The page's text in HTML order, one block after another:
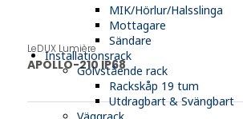
MIK/Hörlur/Halsslinga
Mottagare
Sändare
Installationsrack
Golvstående rack
Rackskåp 19 tum
Utdragbart & Svängbart
LeDUX Lumière
APOLLO-210 IP68